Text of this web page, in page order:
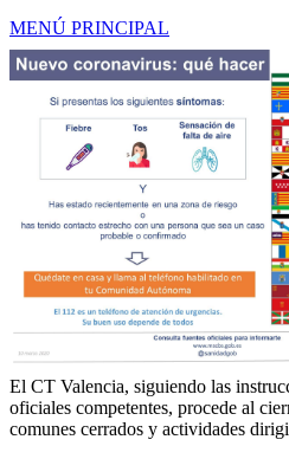
MENÚ PRINCIPAL
El CT Valencia, siguiendo las
oficiales competentes, procede al
comunes cerrados y actividades